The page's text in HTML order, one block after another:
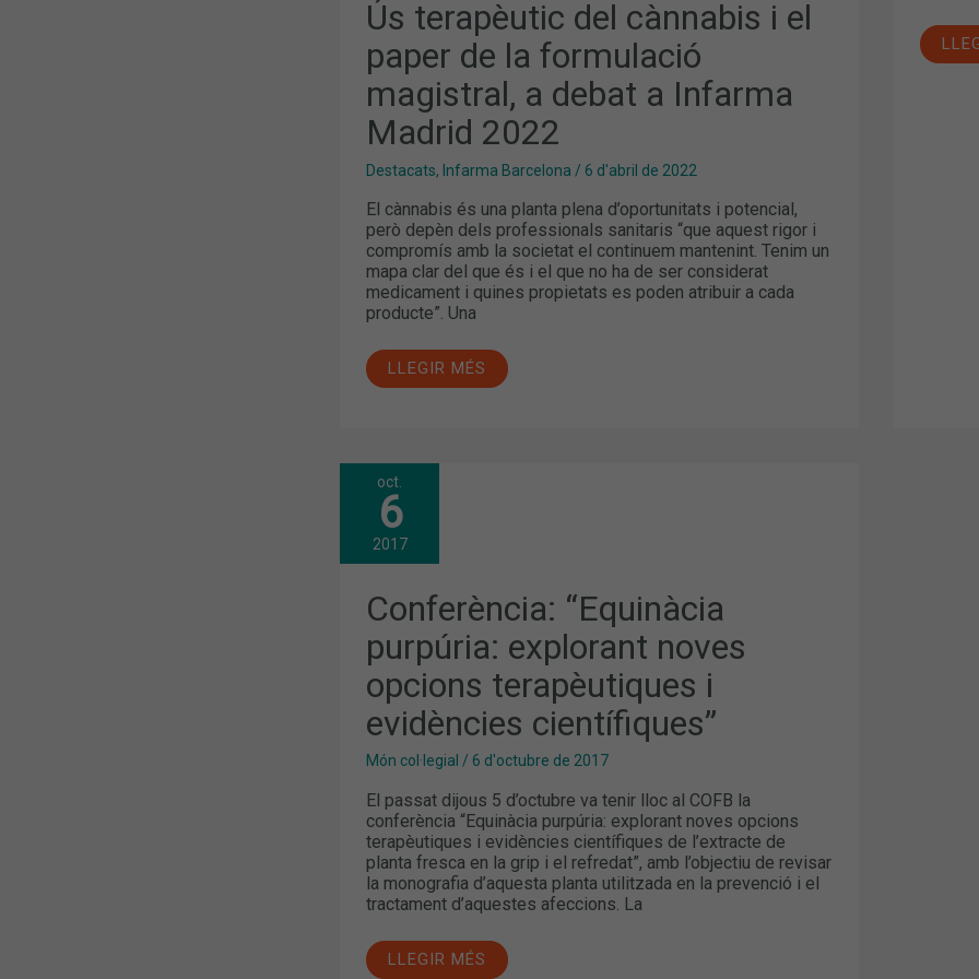
Ús terapèutic del cànnabis i el
paper de la formulació
magistral, a debat a Infarma
Madrid 2022
Destacats, Infarma Barcelona / 6 d'abril de 2022
El cànnabis és una planta plena d’oportunitats i potencial,
però depèn dels professionals sanitaris “que aquest rigor i
compromís amb la societat el continuem mantenint. Tenim un
mapa clar del que és i el que no ha de ser considerat
medicament i quines propietats es poden atribuir a cada
producte”. Una
LLEGIR MÉS
oct.
6
2017
Conferència: “Equinàcia
purpúria: explorant noves
opcions terapèutiques i
evidències científiques”
Món col·legial / 6 d'octubre de 2017
El passat dijous 5 d’octubre va tenir lloc al COFB la
conferència “Equinàcia purpúria: explorant noves opcions
terapèutiques i evidències científiques de l’extracte de
planta fresca en la grip i el refredat”, amb l’objectiu de revisar
la monografia d’aquesta planta utilitzada en la prevenció i el
tractament d’aquestes afeccions. La
CONFERÈNCIA:
“EQUINÀCIA
PURPÚRIA:
EXPLORANT
NOVES
TERAPÈUTIQUES
I
EVIDÈNCIES
CIENTÍFIQUES”
LLEGIR MÉS